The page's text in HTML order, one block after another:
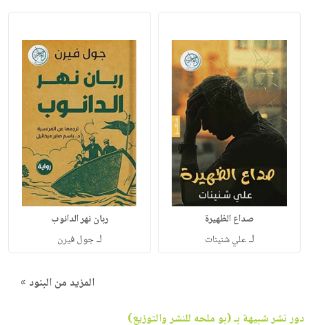
صداع الظهيرة
لـعلي شنينات
ربان نهر الدانوب
لـجول فيرن
المزيد من البنود »
دور نشر شبيهة بـ (بو ملحه للنشر والتوزيع)